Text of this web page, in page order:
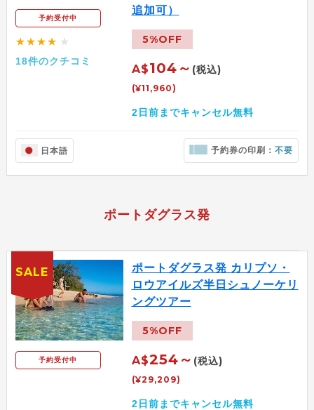
予約受付中
★★★★ ★
18件のクチコミ
追加可）
5%OFF
A$104～ (税込)
(¥11,960)
2日前までキャンセル無料
日本語 予約券の印刷：不要
ポートダグラス発
予約受付中
ポートダグラス発 カリプソ・
ロウアイルズ半日シュノーケリ
ングツアー
5%OFF
A$254～ (税込)
(¥29,209)
2日前までキャンセル無料
SALE